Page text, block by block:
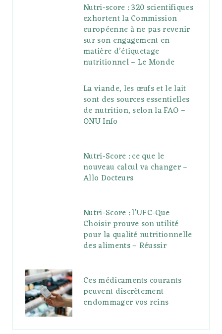
Nutri-score : 320 scientifiques
exhortent la Commission
européenne à ne pas revenir
sur son engagement en
matière d’étiquetage
nutritionnel – Le Monde
La viande, les œufs et le lait
sont des sources essentielles
de nutrition, selon la FAO –
ONU Info
Nutri-Score : ce que le
nouveau calcul va changer –
Allo Docteurs
Nutri-Score : l’UFC-Que
Choisir prouve son utilité
pour la qualité nutritionnelle
des aliments – Réussir
Ces médicaments courants
peuvent discrètement
endommager vos reins